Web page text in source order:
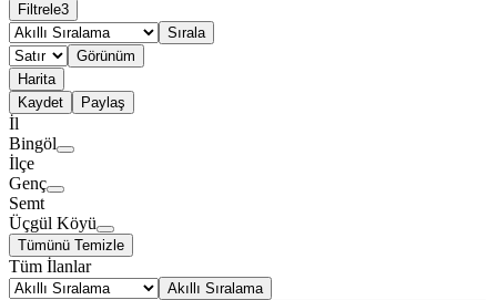
Filtrele3
Sırala
Görünüm
Harita
Kaydet
Paylaş
İl
Bingöl
İlçe
Genç
Semt
Üçgül Köyü
Tümünü Temizle
Tüm İlanlar
Akıllı Sıralama